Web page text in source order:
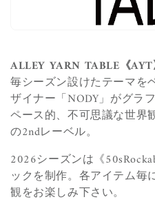
:
ALLEY YARN TABLE《AYT
毎シーズン設けたテーマを
ザイナー「NODY」がグラ
ペース的、不可思議な世界
の2ndレーベル。
2026シーズンは《
ックを制作。 各アイテム毎
観をお楽しみ下さい。